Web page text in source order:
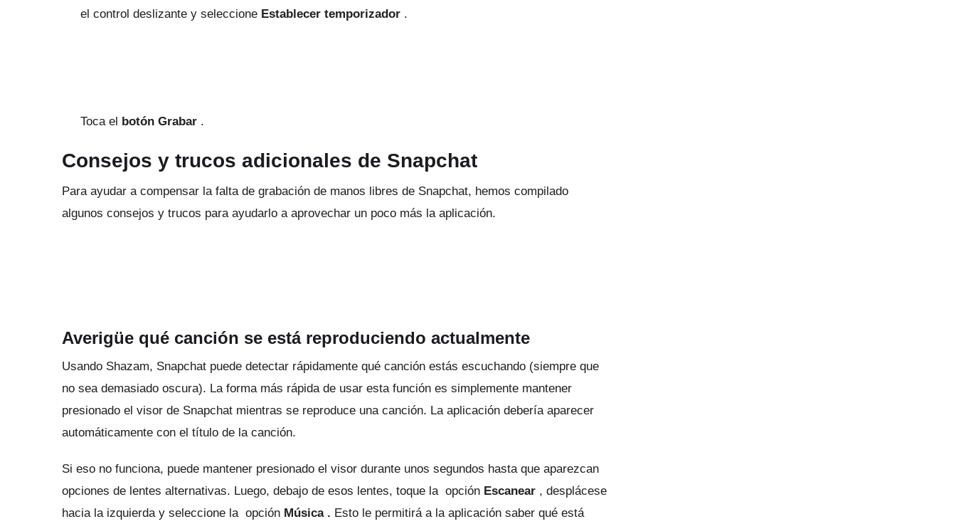
el control deslizante y seleccione Establecer temporizador .
Toca el botón Grabar .
Consejos y trucos adicionales de Snapchat
Para ayudar a compensar la falta de grabación de manos libres de Snapchat, hemos compilado
algunos consejos y trucos para ayudarlo a aprovechar un poco más la aplicación.
Averigüe qué canción se está reproduciendo actualmente
Usando Shazam, Snapchat puede detectar rápidamente qué canción estás escuchando (siempre que
no sea demasiado oscura). La forma más rápida de usar esta función es simplemente mantener
presionado el visor de Snapchat mientras se reproduce una canción. La aplicación debería aparecer
automáticamente con el título de la canción.
Si eso no funciona, puede mantener presionado el visor durante unos segundos hasta que aparezcan
opciones de lentes alternativas. Luego, debajo de esos lentes, toque la opción Escanear , desplácese
hacia la izquierda y seleccione la opción Música . Esto le permitirá a la aplicación saber qué está